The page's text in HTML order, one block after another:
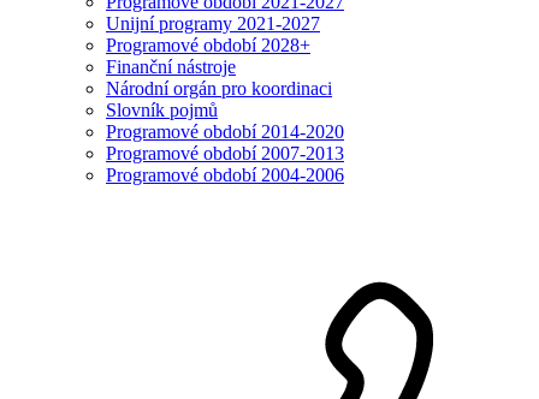
Unijní programy 2021-2027
Programové období 2028+
Finanční nástroje
Národní orgán pro koordinaci
Slovník pojmů
Programové období 2014-2020
Programové období 2007-2013
Programové období 2004-2006